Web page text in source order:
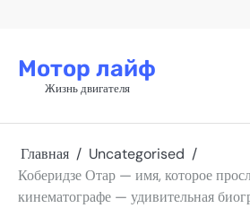
Мотор лайф
Жизнь двигателя
Главная
Uncategorised
Коберидзе Отар — имя, которое
кинематографе — удивительная